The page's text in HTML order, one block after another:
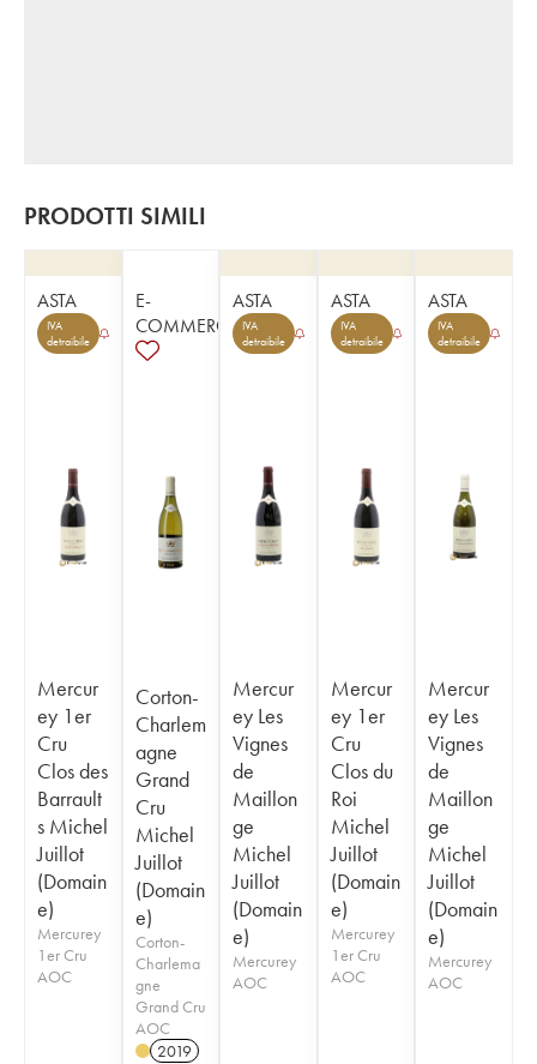
PRODOTTI SIMILI
ASTA
IVA
detraibile
Mercur
ey 1er
Cru
Clos des
Barrault
s Michel
Juillot
(Domain
e)
Mercurey
1er Cru
AOC
E-
COMMERCE
Corton-
Charlem
agne
Grand
Cru
Michel
Juillot
(Domain
e)
Corton-
Charlema
gne
Grand Cru
AOC
2019
ASTA
IVA
detraibile
Mercur
ey Les
Vignes
de
Maillon
ge
Michel
Juillot
(Domain
e)
Mercurey
AOC
ASTA
IVA
detraibile
Mercur
ey 1er
Cru
Clos du
Roi
Michel
Juillot
(Domain
e)
Mercurey
1er Cru
AOC
ASTA
IVA
detraibile
Mercur
ey Les
Vignes
de
Maillon
ge
Michel
Juillot
(Domain
e)
Mercurey
AOC